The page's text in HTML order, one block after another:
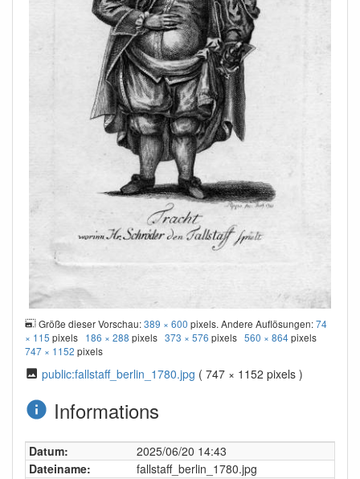
Größe dieser Vorschau:389 × 600 pixels. Andere Auflösungen:74
× 115 pixels 186 × 288 pixels 373 × 576 pixels 560 × 864pixels
747 × 1152 pixels
public:fallstaff_berlin_1780.jpg ( 747 × 1152 pixels )
Informations
Datum:
2025/06/20 14:43
Dateiname:
fallstaff_berlin_1780.jpg